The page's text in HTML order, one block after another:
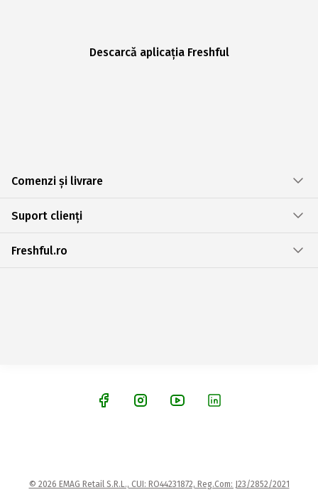
Descarcă aplicația Freshful
Comenzi și livrare
Suport clienți
Freshful.ro
© 2026 EMAG Retail S.R.L., CUI: RO44231872, Reg.Com: J23/2852/2021